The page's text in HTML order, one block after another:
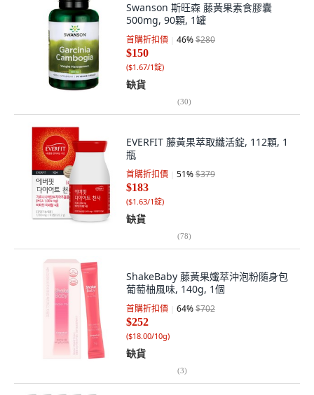
Swanson 斯旺森 藤黃果素食膠囊
500mg, 90顆, 1罐
首購折扣價 46%$280
$150
($1.67/1錠)
缺貨
(30)
EVERFIT 藤黃果萃取纖活錠, 112顆, 1
瓶
首購折扣價 51%$379
$183
($1.63/1錠)
缺貨
(78)
ShakeBaby 藤黃果孅萃沖泡粉隨身包
葡萄柚風味, 140g, 1個
首購折扣價 64%$702
$252
($18.00/10g)
缺貨
(3)